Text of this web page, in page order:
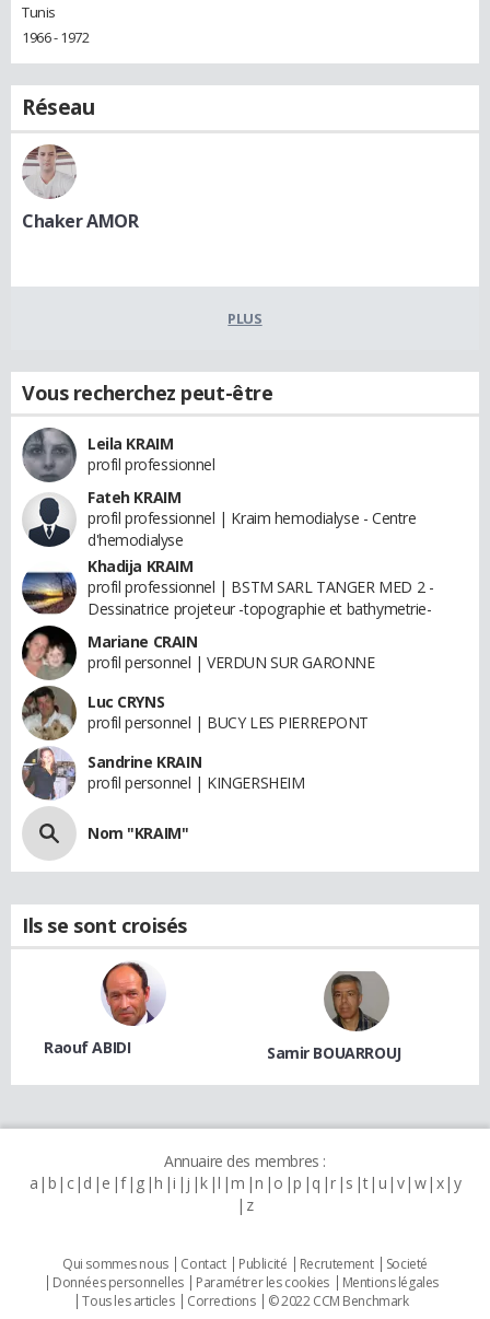
Tunis
1966 - 1972
Réseau
Chaker AMOR
PLUS
Vous recherchez peut-être
Leila KRAIM
profil professionnel
Fateh KRAIM
profil professionnel | Kraim hemodialyse - Centre
d'hemodialyse
Khadija KRAIM
profil professionnel | BSTM SARL TANGER MED 2 -
Dessinatrice projeteur -topographie et bathymetrie-
Mariane CRAIN
profil personnel | VERDUN SUR GARONNE
Luc CRYNS
profil personnel | BUCY LES PIERREPONT
Sandrine KRAIN
profil personnel | KINGERSHEIM
Nom "KRAIM"
Ils se sont croisés
Raouf ABIDI Samir BOUARROUJ
Annuaire des membres :
a b c d e f g h i j k l m n o p q r s t u v w x y
z
Qui sommes nous Contact Publicité Recrutement
Societé
Données personnelles
Paramétrer les cookies
Mentions légales
Tous les articles
Corrections © 2022 CCM Benchmark